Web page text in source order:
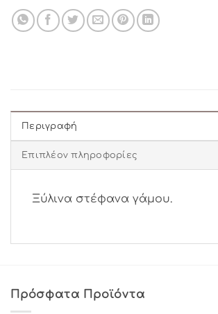
Περιγραφή
Επιπλέον πληροφορίες
Ξύλινα στέφανα γάμου.
Πρόσφατα Προϊόντα